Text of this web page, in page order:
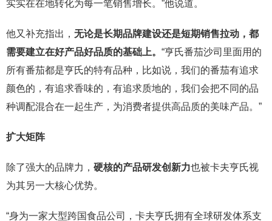
实实在在地转化为每一笔销售增长。”他说道。
他又补充指出， 无论是长期品牌建设还是短期销售拉动，都
需要建立在好产品好品质的基础上。 “亨氏番茄沙司里面用的
所有番茄都是亨氏的特有品种，比如说，我们的番茄有追求
颜色的，有追求香味的，有追求质地的，我们会把不同的品
种调配混合在一起生产，为消费者提供高品质的美味产品。”
扩大矩阵
除了强大的品牌力， 硬核的产品研发创新力也被卡夫亨氏视
为其另一大核心优势。
“身为一家大型跨国食品公司，卡夫亨氏拥有全球研发体系支